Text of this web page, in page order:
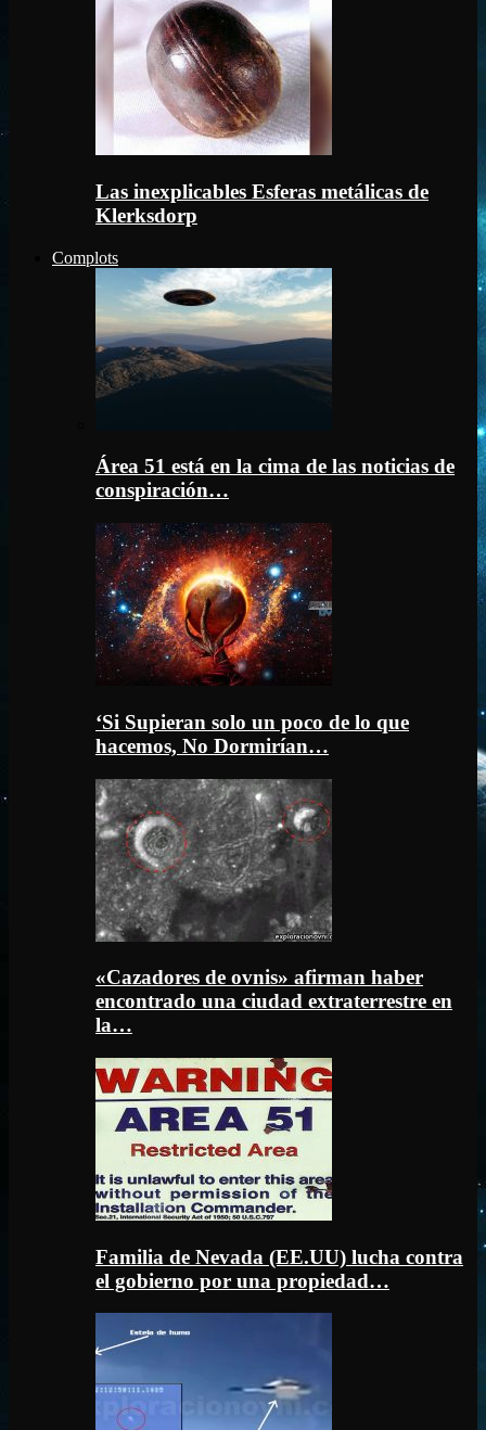
Las inexplicables Esferas metálicas de
Klerksdorp
Complots
Área 51 está en la cima de las noticias de
conspiración…
‘Si Supieran solo un poco de lo que
hacemos, No Dormirían…
«Cazadores de ovnis» afirman haber
encontrado una ciudad extraterrestre en
la…
Familia de Nevada (EE.UU) lucha contra
el gobierno por una propiedad…